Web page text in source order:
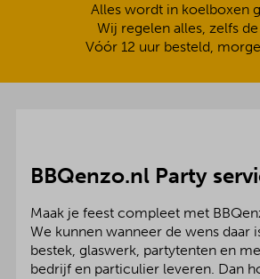
Alles wordt in koelboxen
Wij regelen alles, zelfs
Vóór 12 uur besteld,
BBQenzo.nl Party
Maak je feest compleet met
We kunnen wanneer de wens daar
bestek, glaswerk, partytenten en
bedrijf en particulier leveren. Dan